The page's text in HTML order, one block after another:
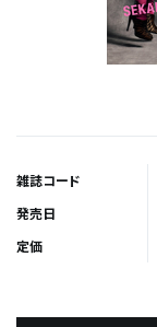
雑誌コード
発売日
定価